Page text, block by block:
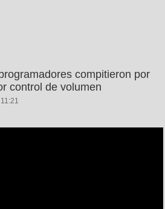
compitieron por
control de volumen